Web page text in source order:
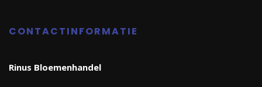
CONTACTINFORMATIE
Rinus Bloemenhandel